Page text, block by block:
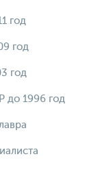
год
год
год
1996 год